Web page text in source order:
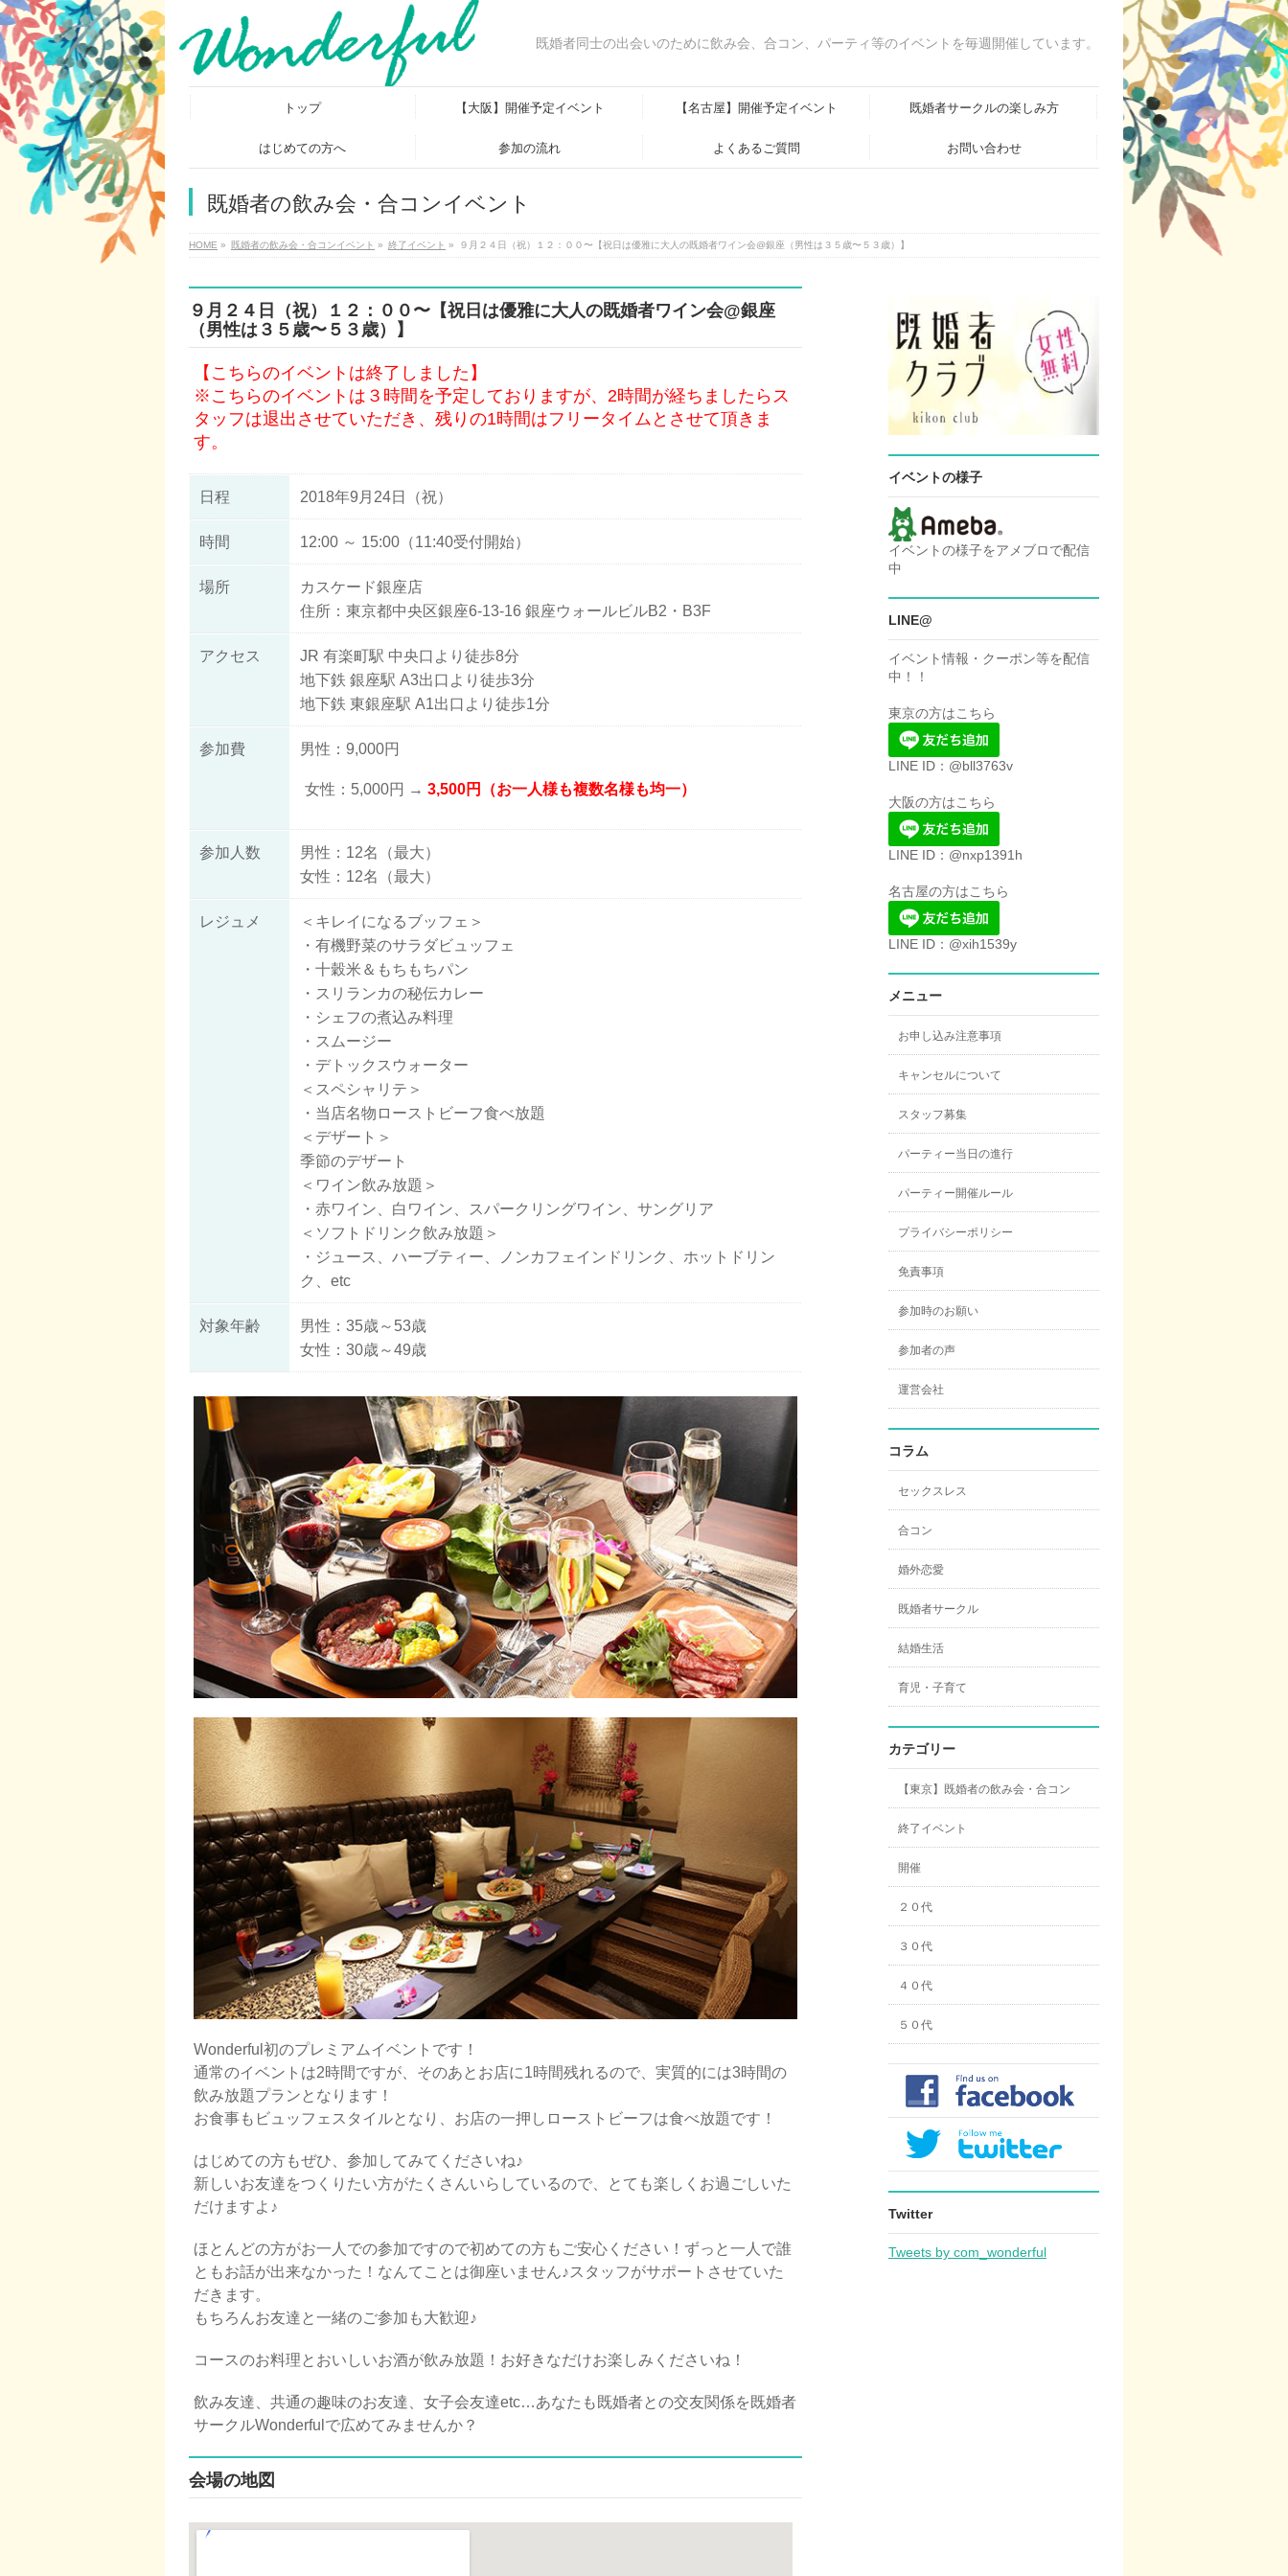
既婚者同士の出会いのために飲み会、合コン、パーティ等のイベントを毎週開催しています。
トップ 【大阪】開催予定イベント 【名古屋】開催予定イベント 既婚者サークルの楽しみ方
はじめての方へ 参加の流れ よくあるご質問 お問い合わせ
既婚者の飲み会・合コンイベント
HOME » 既婚者の飲み会・合コンイベント » 終了イベント » ９月２４日（祝）１２：００〜【祝日は優雅に大人の既婚者ワイン会@銀座（男性は３５歳〜５３歳）】
９月２４日（祝）１２：００〜【祝日は優雅に大人の既婚者ワイン会@銀座
（男性は３５歳〜５３歳）】
【こちらのイベントは終了しました】
※こちらのイベントは３時間を予定しておりますが、2時間が経ちましたらス
タッフは退出させていただき、残りの1時間はフリータイムとさせて頂きま
す。
日程 2018年9月24日（祝）
時間 12:00 ～ 15:00（11:40受付開始）
場所
カスケード銀座店
住所：東京都中央区銀座6-13-16 銀座ウォールビルB2・B3F
アクセス
JR 有楽町駅 中央口より徒歩8分
地下鉄 銀座駅 A3出口より徒歩3分
地下鉄 東銀座駅 A1出口より徒歩1分
参加費 男性：9,000円
女性：5,000円 → 3,500円（お一人様も複数名様も均一）
参加人数
男性：12名（最大）
女性：12名（最大）
レジュメ
＜キレイになるブッフェ＞
・有機野菜のサラダビュッフェ
・十穀米＆もちもちパン
・スリランカの秘伝カレー
・シェフの煮込み料理
・スムージー
・デトックスウォーター
＜スペシャリテ＞
・当店名物ローストビーフ食べ放題
＜デザート＞
季節のデザート
＜ワイン飲み放題＞
・赤ワイン、 白ワイン、 スパークリングワイン、 サングリア
＜ソフトドリンク飲み放題＞
・ジュース、 ハーブティー、 ノンカフェインドリンク、 ホットドリン
ク、etc
対象年齢
男性：35歳～53歳
女性：30歳～49歳
Wonderful初のプレミアムイベントです！
通常のイベントは2時間ですが、そのあとお店に1時間残れるので、実質的には3時間の
飲み放題プランとなります！
お食事もビュッフェスタイルとなり、お店の一押しローストビーフは食べ放題です！
はじめての方もぜひ、参加してみてくださいね♪
新しいお友達をつくりたい方がたくさんいらしているので、とても楽しくお過ごしいた
だけますよ♪
ほとんどの方がお一人での参加ですので初めての方もご安心ください！ずっと一人で誰
ともお話が出来なかった！なんてことは御座いません♪スタッフがサポートさせていた
だきます。
もちろんお友達と一緒のご参加も大歓迎♪
コースのお料理とおいしいお酒が飲み放題！お好きなだけお楽しみくださいね！
飲み友達、共通の趣味のお友達、女子会友達etc…あなたも既婚者との交友関係を既婚者
サークルWonderfulで広めてみませんか？
会場の地図
イベントの様子
イベントの様子をアメブロで配信
中
LINE@
イベント情報・クーポン等を配信
中！！
東京の方はこちら
LINE ID：@bll3763v
大阪の方はこちら
LINE ID：@nxp1391h
名古屋の方はこちら
LINE ID：@xih1539y
メニュー
お申し込み注意事項
キャンセルについて
スタッフ募集
パーティー当日の進行
パーティー開催ルール
プライバシーポリシー
免責事項
参加時のお願い
参加者の声
運営会社
コラム
セックスレス
合コン
婚外恋愛
既婚者サークル
結婚生活
育児・子育て
カテゴリー
【東京】既婚者の飲み会・合コン
終了イベント
開催
２０代
３０代
４０代
５０代
Twitter
Tweets by com_wonderful